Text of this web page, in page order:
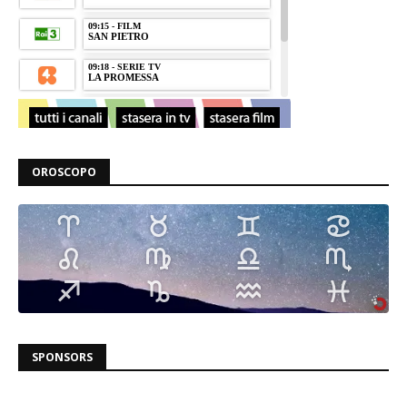
OROSCOPO
SPONSORS